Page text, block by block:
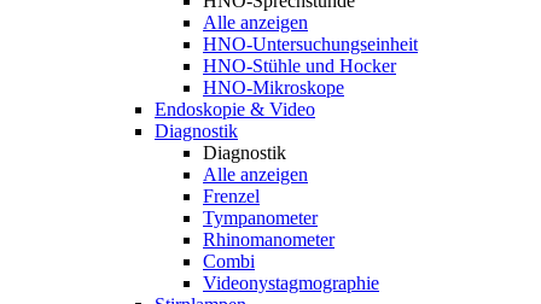
Alle anzeigen
HNO-Untersuchungseinheit
HNO-Stühle und Hocker
HNO-Mikroskope
Endoskopie & Video
Diagnostik
Diagnostik
Alle anzeigen
Frenzel
Tympanometer
Rhinomanometer
Combi
Videonystagmographie